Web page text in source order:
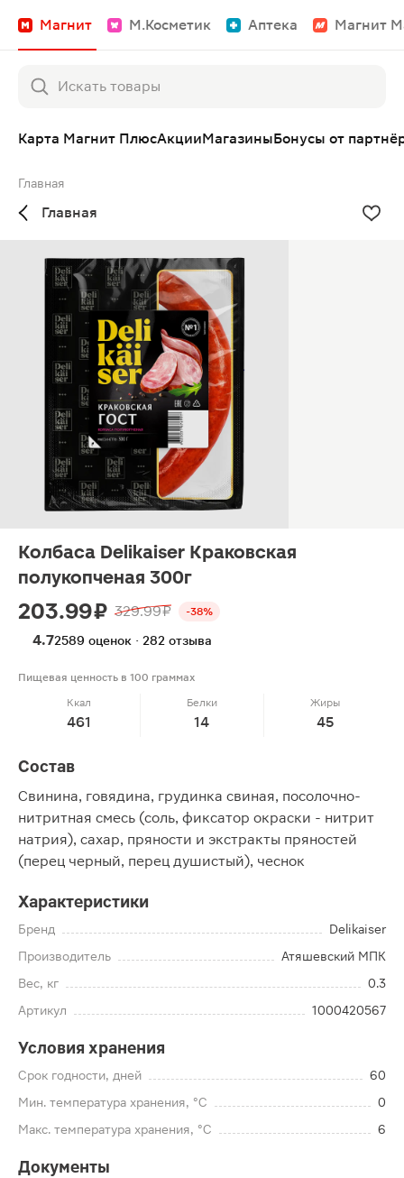
Магнит М.Косметик Аптека Магнит
Карта Магнит ПлюсАкцииМагазиныБонусы от
Главная
Главная
Колбаса Delikaiser Краковская
полукопченая 300г
203.99 ₽ 329.99 ₽ -38%
4.72589 оценок · 282 отзыва
Пищевая ценность в 100 граммах
Ккал
461
Белки
14
Жиры
45
Состав
Свинина, говядина, грудинка свиная, посолочно-
нитритная смесь (соль, фиксатор окраски - нитрит
натрия), сахар, пряности и экстракты пряностей
(перец черный, перец душистый), чеснок
Характеристики
Бренд
Delikaiser
Производитель
Атяшевский МПК
Вес, кг
0.3
Артикул
1000420567
Условия хранения
Срок годности, дней
60
Мин. температура хранения, °C
0
Макс. температура хранения, °C
6
Документы